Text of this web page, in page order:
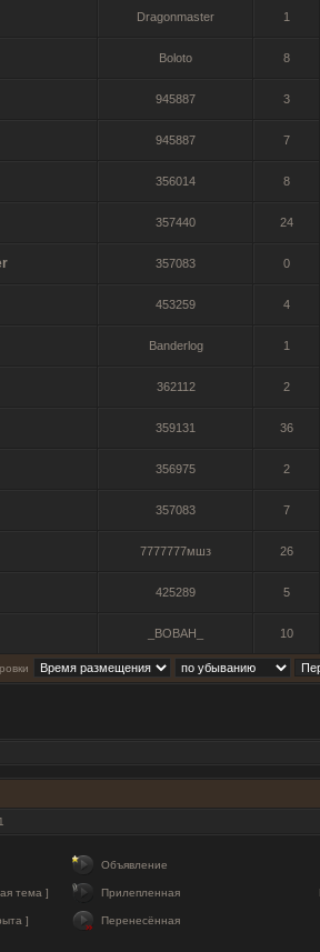
Dragonmaster 1
Boloto 8
945887 3
945887 7
356014 8
357440 24
357083 0
453259 4
Banderlog 1
362112 2
359131 36
356975 2
357083 7
7777777мшз 26
425289 5
_BOBAH_ 10
Объявление
тема ] Прилепленная
] Перенесённая